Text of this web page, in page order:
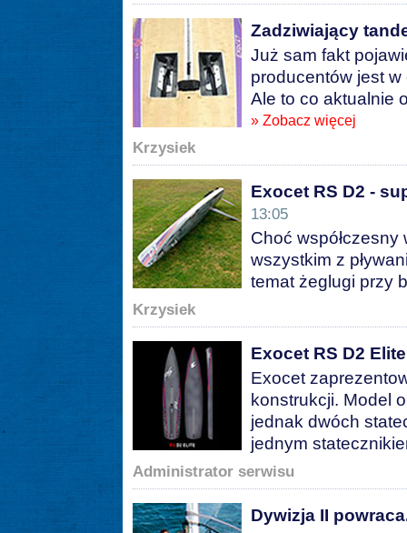
Zadziwiający
Już sam fakt
producentów jest
Ale to co aktualnie
» Zobacz więcej
Krzysiek
Exocet RS D2 -
13:05
Choć
wszystkim z
temat żeglugi przy
Krzysiek
Exocet RS D2 Elite
Exocet
konstrukcji. Model
jednak dwóch
jednym
Administrator serwisu
Dywizja II